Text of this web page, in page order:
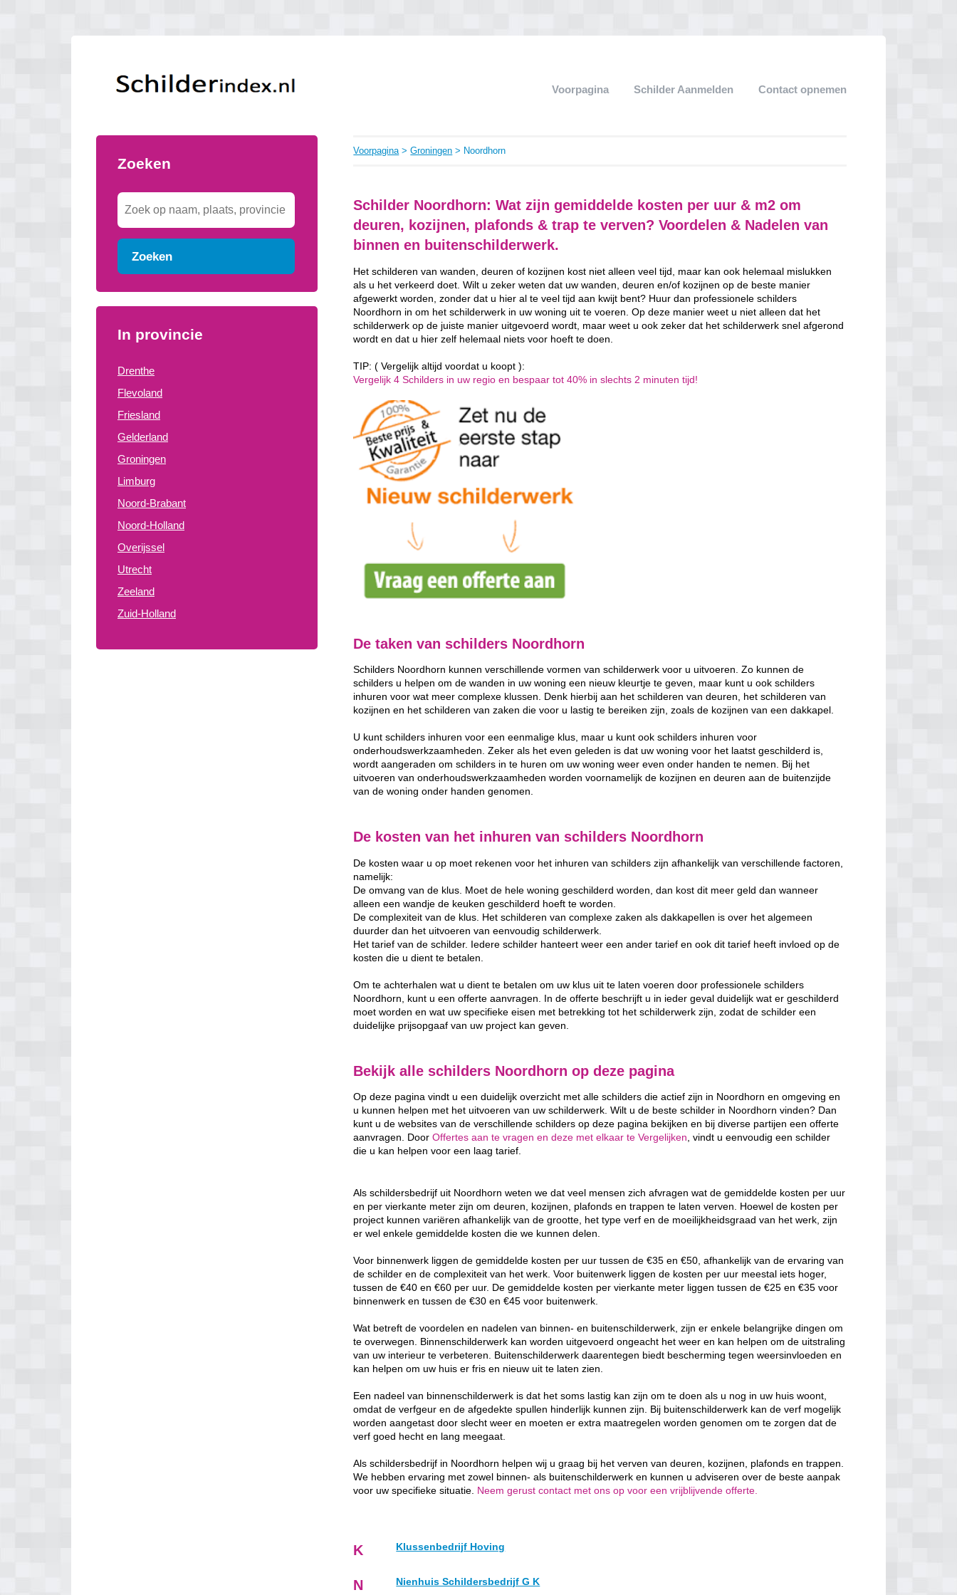
Voorpagina Schilder Aanmelden Contact opnemen
Zoeken
Zoeken
In provincie
Drenthe
Flevoland
Friesland
Gelderland
Groningen
Limburg
Noord-Brabant
Noord-Holland
Overijssel
Utrecht
Zeeland
Zuid-Holland
Voorpagina>Groningen > Noordhorn
Schilder Noordhorn: Wat zijn gemiddelde kosten per uur & m2 om
deuren, kozijnen, plafonds & trap te verven? Voordelen & Nadelen van
binnen en buitenschilderwerk.
Het schilderen van wanden, deuren of kozijnen kost niet alleen veel tijd, maar kan ook helemaal mislukken
als u het verkeerd doet. Wilt u zeker weten dat uw wanden, deuren en/of kozijnen op de beste manier
afgewerkt worden, zonder dat u hier al te veel tijd aan kwijt bent? Huur dan professionele schilders
Noordhorn in om het schilderwerk in uw woning uit te voeren. Op deze manier weet u niet alleen dat het
schilderwerk op de juiste manier uitgevoerd wordt, maar weet u ook zeker dat het schilderwerk snel afgerond
wordt en dat u hier zelf helemaal niets voor hoeft te doen.
TIP: ( Vergelijk altijd voordat u koopt ):
Vergelijk 4 Schilders in uw regio en bespaar tot 40% in slechts 2 minuten tijd!
De taken van schilders Noordhorn
Schilders Noordhorn kunnen verschillende vormen van schilderwerk voor u uitvoeren. Zo kunnen de
schilders u helpen om de wanden in uw woning een nieuw kleurtje te geven, maar kunt u ook schilders
inhuren voor wat meer complexe klussen. Denk hierbij aan het schilderen van deuren, het schilderen van
kozijnen en het schilderen van zaken die voor u lastig te bereiken zijn, zoals de kozijnen van een dakkapel.
U kunt schilders inhuren voor een eenmalige klus, maar u kunt ook schilders inhuren voor
onderhoudswerkzaamheden. Zeker als het even geleden is dat uw woning voor het laatst geschilderd is,
wordt aangeraden om schilders in te huren om uw woning weer even onder handen te nemen. Bij het
uitvoeren van onderhoudswerkzaamheden worden voornamelijk de kozijnen en deuren aan de buitenzijde
van de woning onder handen genomen.
De kosten van het inhuren van schilders Noordhorn
De kosten waar u op moet rekenen voor het inhuren van schilders zijn afhankelijk van verschillende factoren,
namelijk:
De omvang van de klus. Moet de hele woning geschilderd worden, dan kost dit meer geld dan wanneer
alleen een wandje de keuken geschilderd hoeft te worden.
De complexiteit van de klus. Het schilderen van complexe zaken als dakkapellen is over het algemeen
duurder dan het uitvoeren van eenvoudig schilderwerk.
Het tarief van de schilder. Iedere schilder hanteert weer een ander tarief en ook dit tarief heeft invloed op de
kosten die u dient te betalen.
Om te achterhalen wat u dient te betalen om uw klus uit te laten voeren door professionele schilders
Noordhorn, kunt u een offerte aanvragen. In de offerte beschrijft u in ieder geval duidelijk wat er geschilderd
moet worden en wat uw specifieke eisen met betrekking tot het schilderwerk zijn, zodat de schilder een
duidelijke prijsopgaaf van uw project kan geven.
Bekijk alle schilders Noordhorn op deze pagina
Op deze pagina vindt u een duidelijk overzicht met alle schilders die actief zijn in Noordhorn en omgeving en
u kunnen helpen met het uitvoeren van uw schilderwerk. Wilt u de beste schilder in Noordhorn vinden? Dan
kunt u de websites van de verschillende schilders op deze pagina bekijken en bij diverse partijen een offerte
aanvragen. DoorOffertes aan te vragen en deze met elkaar te Vergelijken, vindt u eenvoudig een schilder
die u kan helpen voor een laag tarief.
Als schildersbedrijf uit Noordhorn weten we dat veel mensen zich afvragen wat de gemiddelde kosten per uur
en per vierkante meter zijn om deuren, kozijnen, plafonds en trappen te laten verven. Hoewel de kosten per
project kunnen variëren afhankelijk van de grootte, het type verf en de moeilijkheidsgraad van het werk, zijn
er wel enkele gemiddelde kosten die we kunnen delen.
Voor binnenwerk liggen de gemiddelde kosten per uur tussen de €35 en €50, afhankelijk van de ervaring van
de schilder en de complexiteit van het werk. Voor buitenwerk liggen de kosten per uur meestal iets hoger,
tussen de €40 en €60 per uur. De gemiddelde kosten per vierkante meter liggen tussen de €25 en €35 voor
binnenwerk en tussen de €30 en €45 voor buitenwerk.
Wat betreft de voordelen en nadelen van binnen- en buitenschilderwerk, zijn er enkele belangrijke dingen om
te overwegen. Binnenschilderwerk kan worden uitgevoerd ongeacht het weer en kan helpen om de uitstraling
van uw interieur te verbeteren. Buitenschilderwerk daarentegen biedt bescherming tegen weersinvloeden en
kan helpen om uw huis er fris en nieuw uit te laten zien.
Een nadeel van binnenschilderwerk is dat het soms lastig kan zijn om te doen als u nog in uw huis woont,
omdat de verfgeur en de afgedekte spullen hinderlijk kunnen zijn. Bij buitenschilderwerk kan de verf mogelijk
worden aangetast door slecht weer en moeten er extra maatregelen worden genomen om te zorgen dat de
verf goed hecht en lang meegaat.
Als schildersbedrijf in Noordhorn helpen wij u graag bij het verven van deuren, kozijnen, plafonds en trappen.
We hebben ervaring met zowel binnen- als buitenschilderwerk en kunnen u adviseren over de beste aanpak
voor uw specifieke situatie. Neem gerust contact met ons op voor een vrijblijvende offerte.
K Klussenbedrijf Hoving
N Nienhuis Schildersbedrijf G K